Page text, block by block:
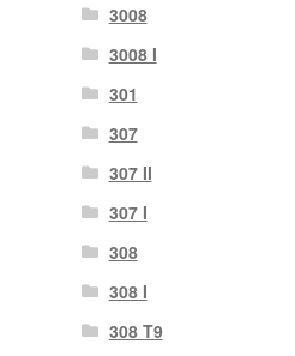
3008
3008 Ι
301
307
307 II
307 Ι
308
308 Ι
308 Τ9